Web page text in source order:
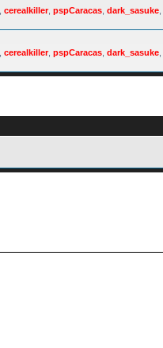
cerealkiller, pspCaracas dark_sasuke
cerealkiller, pspCaracas dark_sasuke